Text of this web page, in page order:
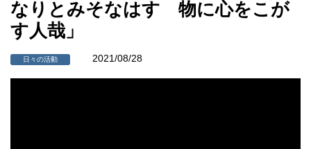
なりとみそなはす 物に心をこが
す人哉」
日々の活動 2021/08/28